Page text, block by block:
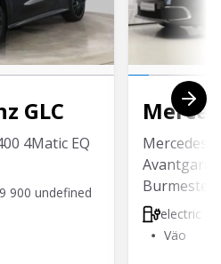
GLC
4Matic EQ
9 900 undefined
Mercedes-
Avantgarde
Burmester,
electric
Väo